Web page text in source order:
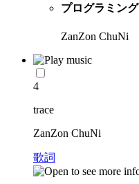
プログラミング
ZanZon ChuNi
4
trace
ZanZon ChuNi
歌詞